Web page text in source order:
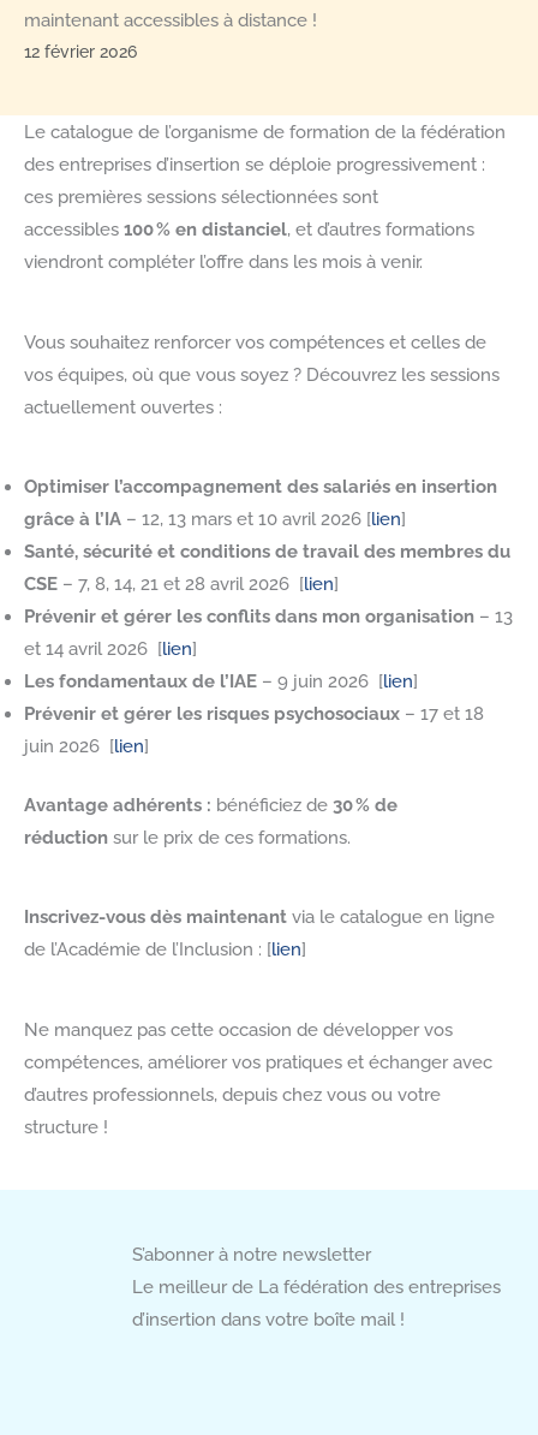
maintenant accessibles à distance !
12 février 2026
Le catalogue de l’organisme de formation de la fédération
des entreprises d’insertion se déploie progressivement :
ces premières sessions sélectionnées sont
accessibles 100 % en distanciel, et d’autres formations
viendront compléter l’offre dans les mois à venir.
Vous souhaitez renforcer vos compétences et celles de
vos équipes, où que vous soyez ? Découvrez les sessions
actuellement ouvertes :
Optimiser l’accompagnement des salariés en insertion
grâce à l’IA – 12, 13 mars et 10 avril 2026 [lien]
Santé, sécurité et conditions de travail des membres du
CSE – 7, 8, 14, 21 et 28 avril 2026 [lien]
Prévenir et gérer les conflits dans mon organisation – 13
et 14 avril 2026 [lien]
Les fondamentaux de l’IAE – 9 juin 2026 [lien]
Prévenir et gérer les risques psychosociaux – 17 et 18
juin 2026 [lien]
Avantage adhérents : bénéficiez de 30 % de
réduction sur le prix de ces formations.
Inscrivez-vous dès maintenant via le catalogue en ligne
de l’Académie de l’Inclusion : [lien]
Ne manquez pas cette occasion de développer vos
compétences, améliorer vos pratiques et échanger avec
d’autres professionnels, depuis chez vous ou votre
structure !
S’abonner à notre newsletter
Le meilleur de La fédération des entreprises
d’insertion dans votre boîte mail !